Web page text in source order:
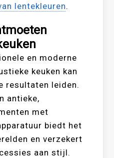
lentekleuren.
en moderne
keuken kan
resultaten leiden.
antieke,
met
biedt het
en verzekert
aan stijl.